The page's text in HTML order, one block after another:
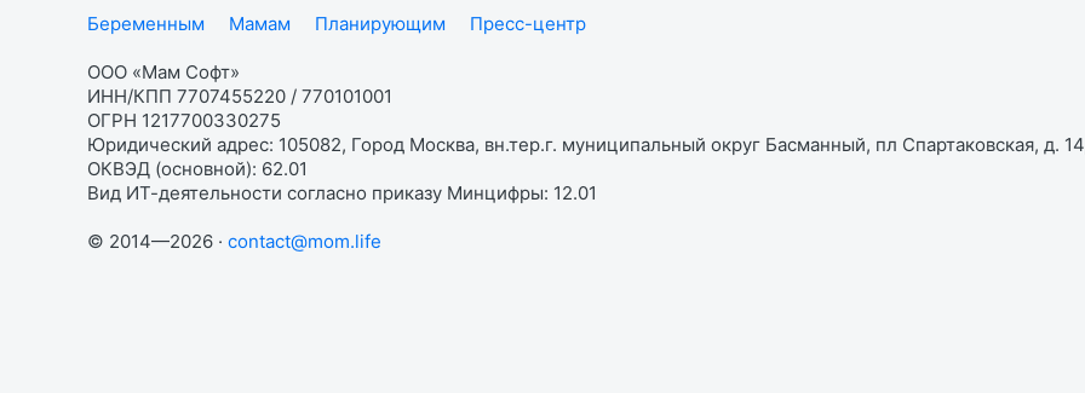
Беременным
Мамам Планирующим Пресс-центр
ООО «Мам Софт»
ИНН/КПП 7707455220 / 770101001
ОГРН 1217700330275
Юридический адрес: 105082, Город Москва, вн.тер.г. муниципальный округ Басманный, пл Спартаковская, д.
ОКВЭД (основной): 62.01
Вид ИТ-деятельности согласно приказу Минцифры: 12.01
© 2014—2026 · contact@mom.life